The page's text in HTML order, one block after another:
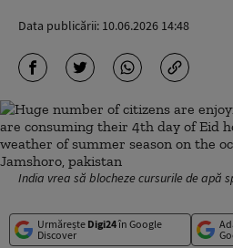
Data publicării: 10.06.2026 14:48
India vrea să blocheze cursurile de apă
Urmărește Digi24în Google
Discover